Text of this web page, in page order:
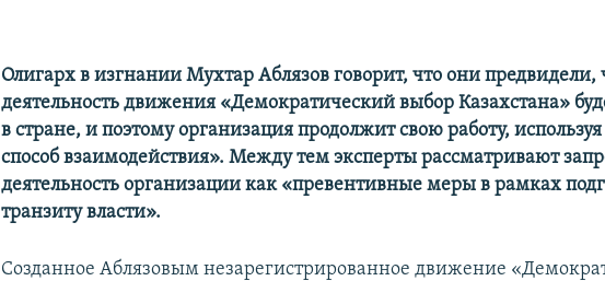
Олигарх в изгнании Мухтар Аблязов говорит, что они предвидели,
деятельность движения «Демократический выбор Казахстана»
в стране, и поэтому организация продолжит свою работу,
способ взаимодействия». Между тем эксперты рассматривают
деятельность организации как «превентивные меры в рамках
транзиту власти».
Созданное Аблязовым незарегистрированное движение